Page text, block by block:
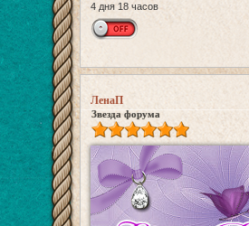
4 дня 18 часов
ЛенаП
Звезда форума